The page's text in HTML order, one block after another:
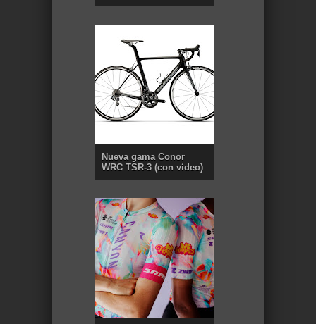
Nueva gama Conor
WRC TSR-3 (con vídeo)